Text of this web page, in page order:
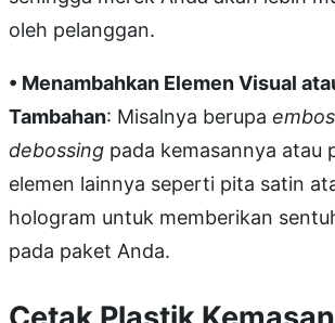
oleh pelanggan.
• Menambahkan Elemen Visual
Tambahan: Misalnya berupa
debossing pada kemasannya atau
elemen lainnya seperti pita satin
hologram untuk memberikan
pada paket Anda.